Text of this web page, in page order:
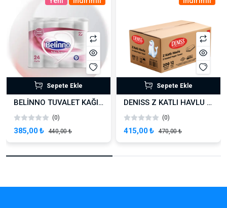
Sepete Ekle
BELİNNO TUVALET KAĞIDI 3X24 72 ADET
(0)
385,00 ₺ 440,00 ₺
Sepete Ekle
DENISS Z KATLI HAVLU – 200 YAPRAK
(0)
415,00 ₺ 470,00 ₺